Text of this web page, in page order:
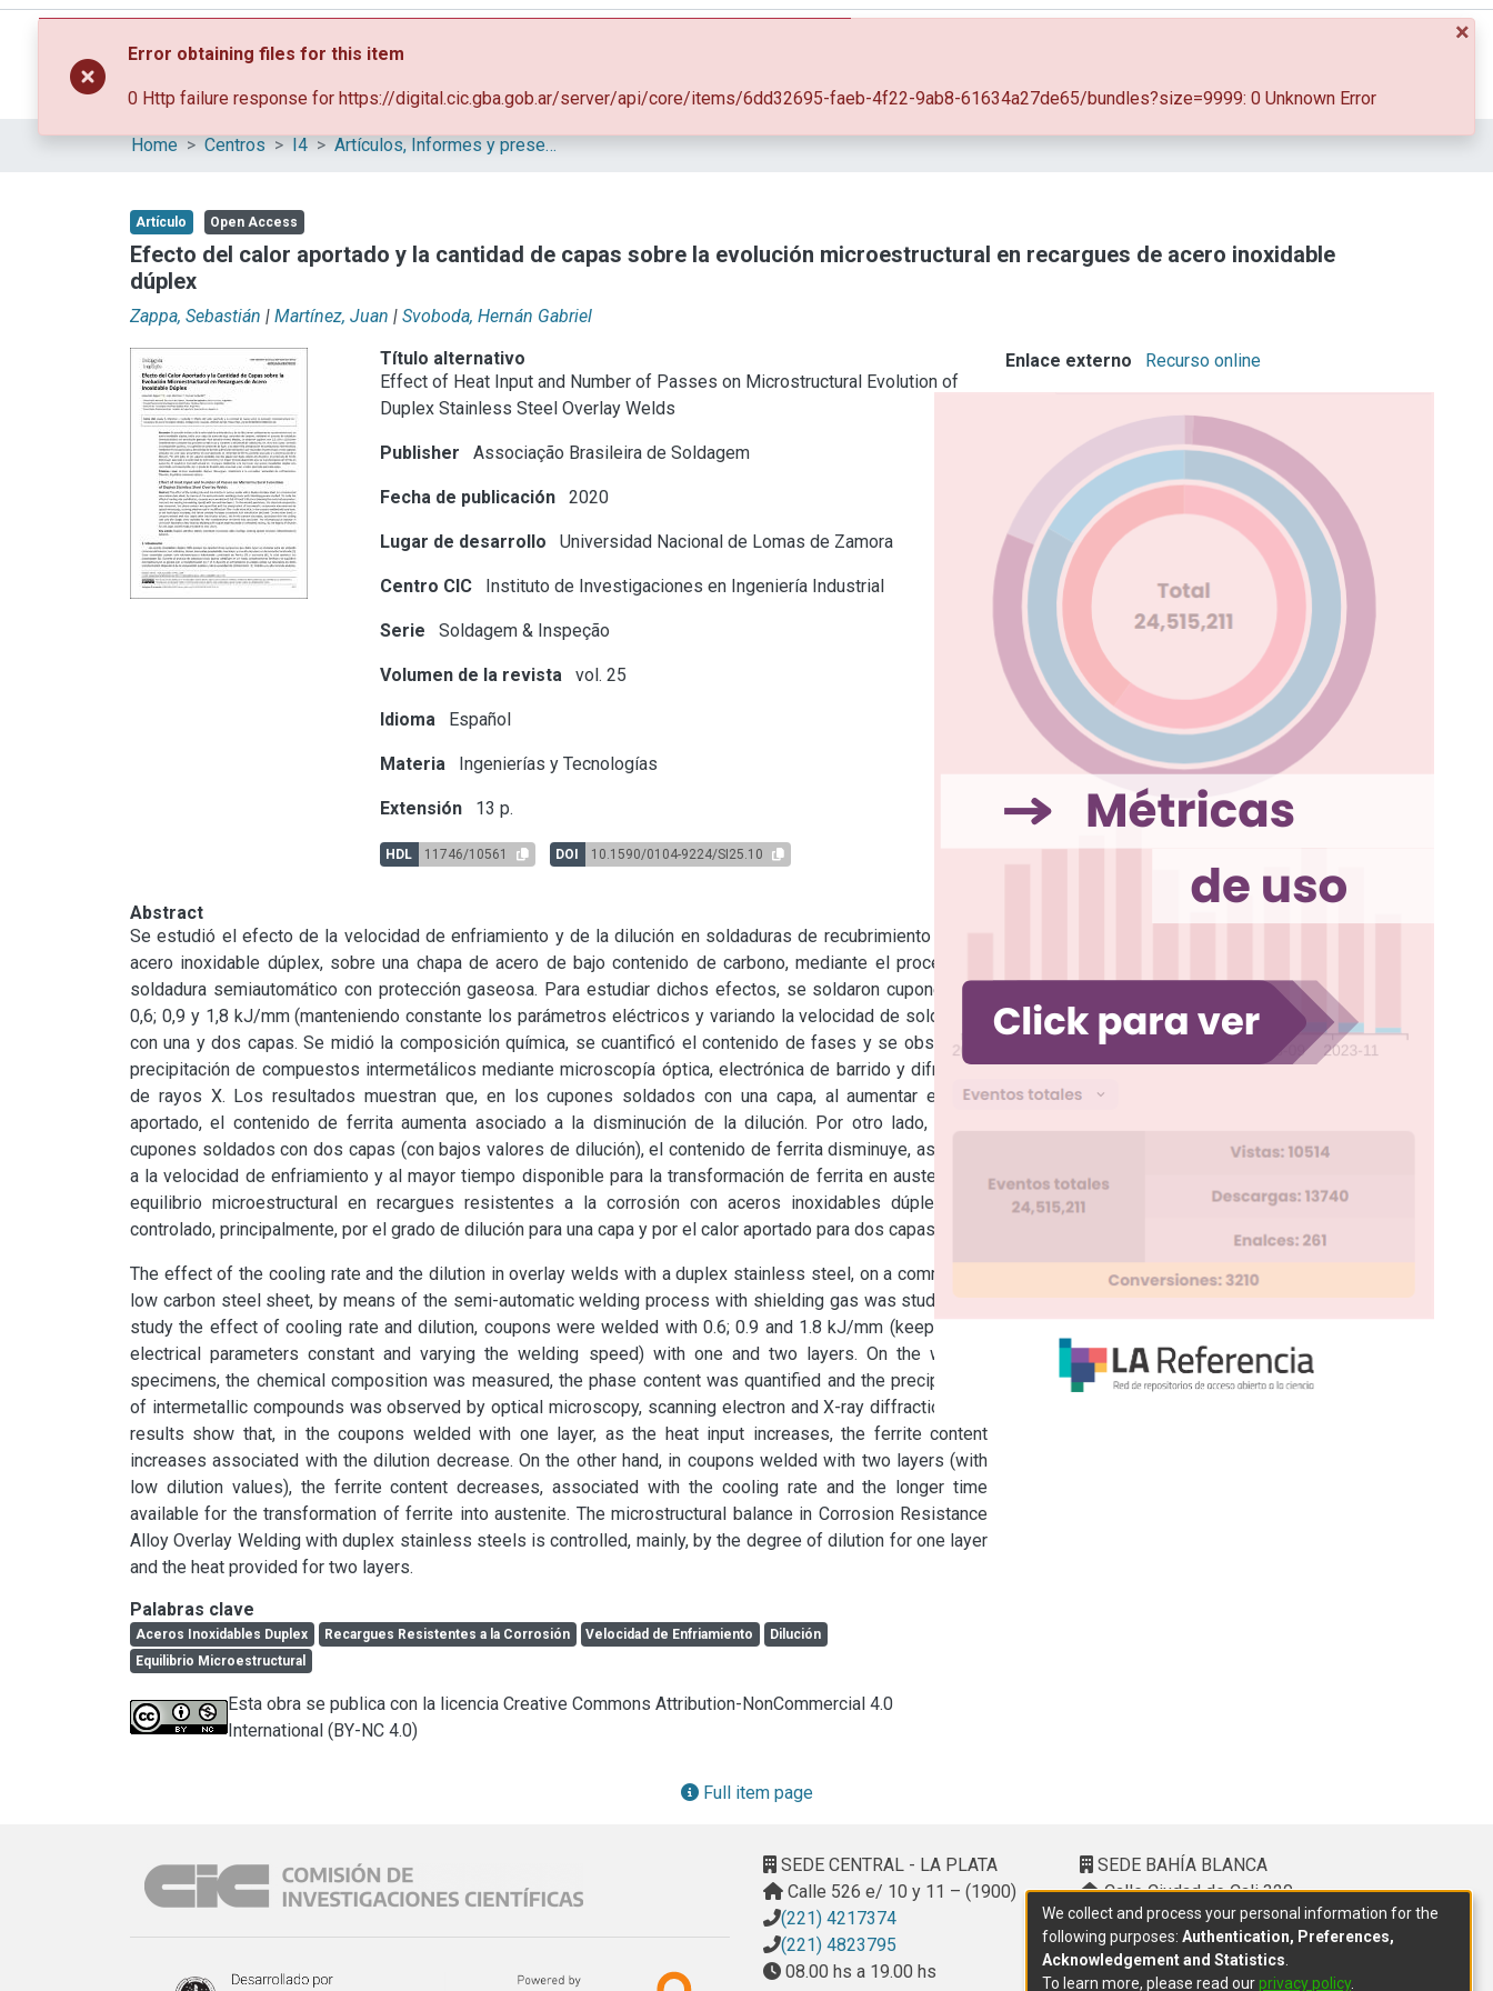
Home Centros I4 Artículos, Informes y presentaciones en Congresos
Artículo Open Access
Efecto del calor aportado y la cantidad de capas sobre la evolución microestructural en recargues de acero inoxidable
dúplex
Zappa, Sebastián | Martínez, Juan | Svoboda, Hernán Gabriel
Título alternativo
Effect of Heat Input and Number of Passes on Microstructural Evolution of
Duplex Stainless Steel Overlay Welds
Publisher Associação Brasileira de Soldagem
Fecha de publicación 2020
Lugar de desarrollo Universidad Nacional de Lomas de Zamora
Centro CIC Instituto de Investigaciones en Ingeniería Industrial
Serie Soldagem & Inspeção
Volumen de la revista vol. 25
Idioma Español
Materia Ingenierías y Tecnologías
Extensión 13 p.
HDL 11746/10561 DOI 10.1590/0104-9224/SI25.10
Enlace externo Recurso online
Abstract
Se estudió el efecto de la velocidad de enfriamiento y de la dilución en soldaduras de recubrimiento con un
acero inoxidable dúplex, sobre una chapa de acero de bajo contenido de carbono, mediante el proceso de
soldadura semiautomático con protección gaseosa. Para estudiar dichos efectos, se soldaron cupones con
0,6; 0,9 y 1,8 kJ/mm (manteniendo constante los parámetros eléctricos y variando la velocidad de soldadura)
con una y dos capas. Se midió la composición química, se cuantificó el contenido de fases y se observó la
precipitación de compuestos intermetálicos mediante microscopía óptica, electrónica de barrido y difracción
de rayos X. Los resultados muestran que, en los cupones soldados con una capa, al aumentar el calor
aportado, el contenido de ferrita aumenta asociado a la disminución de la dilución. Por otro lado, en los
cupones soldados con dos capas (con bajos valores de dilución), el contenido de ferrita disminuye, asociado
a la velocidad de enfriamiento y al mayor tiempo disponible para la transformación de ferrita en austenita. El
equilibrio microestructural en recargues resistentes a la corrosión con aceros inoxidables dúplex está
controlado, principalmente, por el grado de dilución para una capa y por el calor aportado para dos capas.
The effect of the cooling rate and the dilution in overlay welds with a duplex stainless steel, on a commercial
low carbon steel sheet, by means of the semi-automatic welding process with shielding gas was studied. To
study the effect of cooling rate and dilution, coupons were welded with 0.6; 0.9 and 1.8 kJ/mm (keeping the
electrical parameters constant and varying the welding speed) with one and two layers. On the welded
specimens, the chemical composition was measured, the phase content was quantified and the precipitation
of intermetallic compounds was observed by optical microscopy, scanning electron and X-ray diffraction. The
results show that, in the coupons welded with one layer, as the heat input increases, the ferrite content
increases associated with the dilution decrease. On the other hand, in coupons welded with two layers (with
low dilution values), the ferrite content decreases, associated with the cooling rate and the longer time
available for the transformation of ferrite into austenite. The microstructural balance in Corrosion Resistance
Alloy Overlay Welding with duplex stainless steels is controlled, mainly, by the degree of dilution for one layer
and the heat provided for two layers.
Palabras clave
Aceros Inoxidables Duplex Recargues Resistentes a la Corrosión Velocidad de Enfriamiento
Dilución
Equilibrio Microestructural
Esta obra se publica con la licencia Creative Commons Attribution-NonCommercial 4.0
International (BY-NC 4.0)
Full item page
SEDE CENTRAL - LA PLATA
Calle 526 e/ 10 y 11 – (1900)
(221) 4217374
(221) 4823795
08.00 hs a 19.00 hs
SEDE BAHÍA BLANCA
Calle Ciudad de Cali 320 –
(8000). Universidad Provincial del
Sudoeste (UPSO)
(291) 459 2550, interno 147
×
Error obtaining files for this item
0 Http failure response for https://digital.cic.gba.gob.ar/server/api/core/items/6dd32695-faeb-4f22-9ab8-61634a27de65/bundles?size=9999: 0 Unknown Error
We collect and process your personal information for the
following purposes: Authentication, Preferences,
Acknowledgement and Statistics
To learn more, please read ourprivacy policy.